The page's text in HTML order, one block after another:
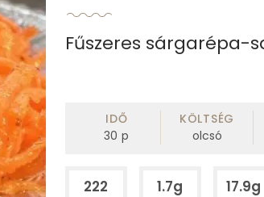
Fűszeres sárgarépa-
IDŐ
30 p
KÖLTSÉG
olcsó
222 1.7g 17.9g